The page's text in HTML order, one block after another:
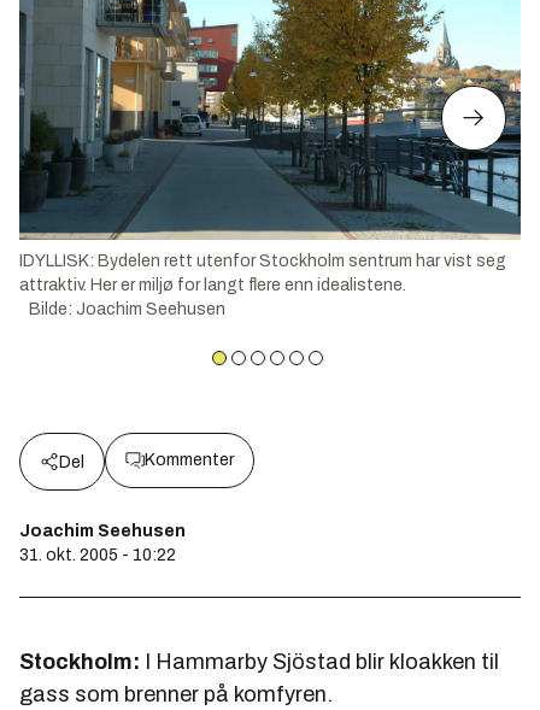
IDYLLISK: Bydelen rett utenfor Stockholm sentrum har vist seg
attraktiv. Her er miljø for langt flere enn idealistene.
Bilde: Joachim Seehusen
Del Kommenter
Joachim Seehusen
31. okt. 2005 - 10:22
Stockholm: I Hammarby Sjöstad blir kloakken til
gass som brenner på komfyren.